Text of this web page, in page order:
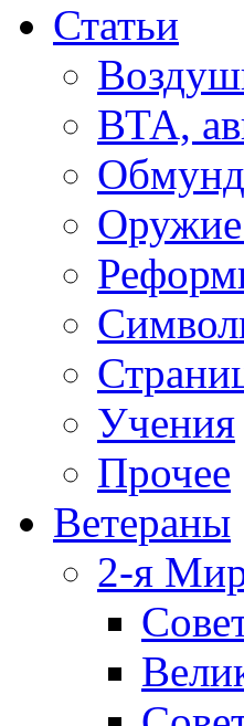
Статьи
ВТА,
Оружие
Учения
Прочее
Ветераны
2-я